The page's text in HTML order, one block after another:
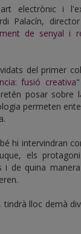
electrònic i
Palacín,
de senyal i
del primer
fusió creativa
posar sobre
permeten
hi intervindran
els
i de quina
lloc demà